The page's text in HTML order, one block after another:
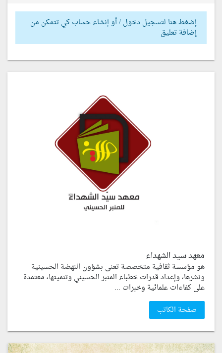
إضغط هنا لتسجيل دخول / أو إنشاء حساب كي تتمكن من
إضافة تعليق
معهد سيد الشهداء
هو مؤسسة ثقافية متخصصة تعنى بشؤون النهضة الحسينية
ونشرها، وإعداد قدرات خطباء المنبر الحسيني وتنميتها، معتمدة
على كفاءات علمائية وخبرات ...
صفحة الكاتب